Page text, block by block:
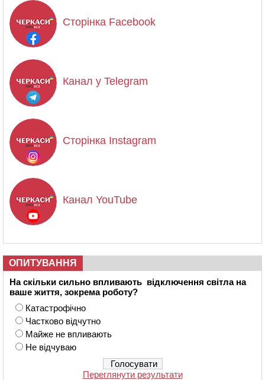
Сторінка Facebook
Канал у Telegram
Сторінка Instagram
Канал YouTube
ОПИТУВАННЯ
На скільки сильно впливають відключення світла на
ваше життя, зокрема роботу?
Катастрофічно
Частково відчутно
Майже не впливають
Не відчуваю
Переглянути результати